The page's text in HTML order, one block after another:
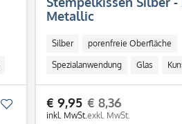
Merken
Metallic
Silber porenfreie Oberfläche
Spezialanwendung Glas
€ 9,95
inkl. MwSt.
€ 8,36
exkl. MwSt.